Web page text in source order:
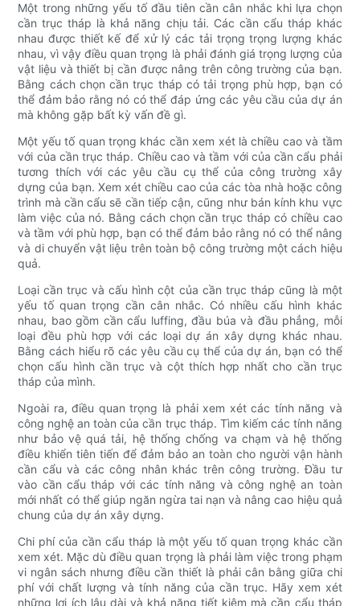
Một trong những yếu tố đầu tiên cần cân nhắc khi lựa chọn
cần trục tháp là khả năng chịu tải. Các cần cẩu tháp khác
nhau được thiết kế để xử lý các tải trọng trọng lượng khác
nhau, vì vậy điều quan trọng là phải đánh giá trọng lượng của
vật liệu và thiết bị cần được nâng trên công trường của bạn.
Bằng cách chọn cần trục tháp có tải trọng phù hợp, bạn có
thể đảm bảo rằng nó có thể đáp ứng các yêu cầu của dự án
mà không gặp bất kỳ vấn đề gì.
Một yếu tố quan trọng khác cần xem xét là chiều cao và tầm
với của cần trục tháp. Chiều cao và tầm với của cần cẩu phải
tương thích với các yêu cầu cụ thể của công trường xây
dựng của bạn. Xem xét chiều cao của các tòa nhà hoặc công
trình mà cần cẩu sẽ cần tiếp cận, cũng như bán kính khu vực
làm việc của nó. Bằng cách chọn cần trục tháp có chiều cao
và tầm với phù hợp, bạn có thể đảm bảo rằng nó có thể nâng
và di chuyển vật liệu trên toàn bộ công trường một cách hiệu
quả.
Loại cần trục và cấu hình cột của cần trục tháp cũng là một
yếu tố quan trọng cần cân nhắc. Có nhiều cấu hình khác
nhau, bao gồm cần cẩu luffing, đầu búa và đầu phẳng, mỗi
loại đều phù hợp với các loại dự án xây dựng khác nhau.
Bằng cách hiểu rõ các yêu cầu cụ thể của dự án, bạn có thể
chọn cấu hình cần trục và cột thích hợp nhất cho cần trục
tháp của mình.
Ngoài ra, điều quan trọng là phải xem xét các tính năng và
công nghệ an toàn của cần trục tháp. Tìm kiếm các tính năng
như bảo vệ quá tải, hệ thống chống va chạm và hệ thống
điều khiển tiên tiến để đảm bảo an toàn cho người vận hành
cần cẩu và các công nhân khác trên công trường. Đầu tư
vào cần cẩu tháp với các tính năng và công nghệ an toàn
mới nhất có thể giúp ngăn ngừa tai nạn và nâng cao hiệu quả
chung của dự án xây dựng.
Chi phí của cần cẩu tháp là một yếu tố quan trọng khác cần
xem xét. Mặc dù điều quan trọng là phải làm việc trong phạm
vi ngân sách nhưng điều cần thiết là phải cân bằng giữa chi
phí với chất lượng và tính năng của cần trục. Hãy xem xét
những lợi ích lâu dài và khả năng tiết kiệm mà cần cẩu tháp